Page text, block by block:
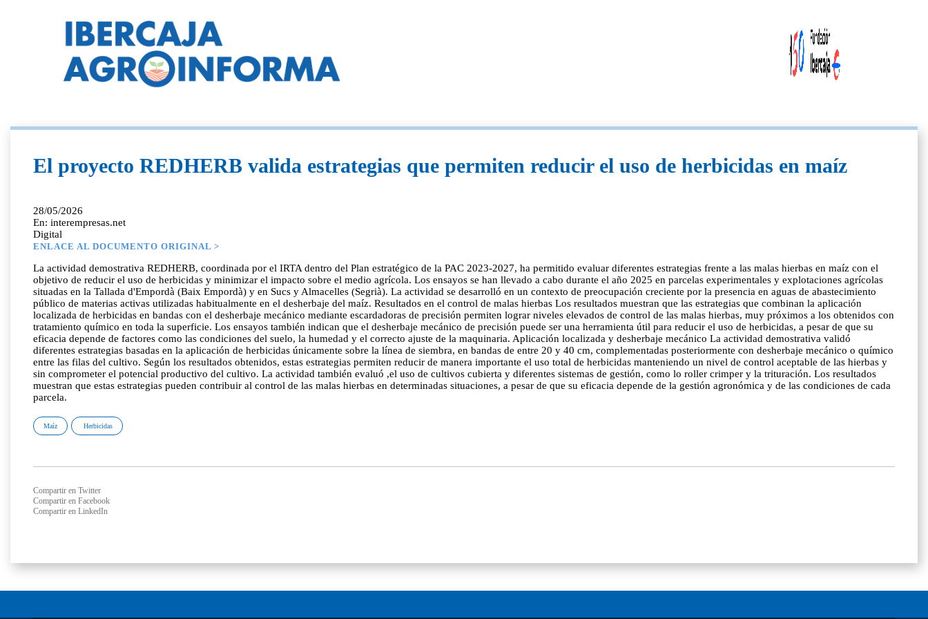
El proyecto REDHERB valida estrategias que permiten reducir el uso de herbicidas en maíz
28/05/2026
En: interempresas.net
Digital
ENLACE AL DOCUMENTO ORIGINAL >
La actividad demostrativa REDHERB, coordinada por el IRTA dentro del Plan estratégico de la PAC 2023-2027, ha permitido evaluar diferentes estrategias frente a las malas hierbas en maíz con el
objetivo de reducir el uso de herbicidas y minimizar el impacto sobre el medio agrícola. Los ensayos se han llevado a cabo durante el año 2025 en parcelas experimentales y explotaciones agrícolas
situadas en la Tallada d'Empordà (Baix Empordà) y en Sucs y Almacelles (Segrià). La actividad se desarrolló en un contexto de preocupación creciente por la presencia en aguas de abastecimiento
público de materias activas utilizadas habitualmente en el desherbaje del maíz. Resultados en el control de malas hierbas Los resultados muestran que las estrategias que combinan la aplicación
localizada de herbicidas en bandas con el desherbaje mecánico mediante escardadoras de precisión permiten lograr niveles elevados de control de las malas hierbas, muy próximos a los obtenidos con
tratamiento químico en toda la superficie. Los ensayos también indican que el desherbaje mecánico de precisión puede ser una herramienta útil para reducir el uso de herbicidas, a pesar de que su
eficacia depende de factores como las condiciones del suelo, la humedad y el correcto ajuste de la maquinaria. Aplicación localizada y desherbaje mecánico La actividad demostrativa validó
diferentes estrategias basadas en la aplicación de herbicidas únicamente sobre la línea de siembra, en bandas de entre 20 y 40 cm, complementadas posteriormente con desherbaje mecánico o químico
entre las filas del cultivo. Según los resultados obtenidos, estas estrategias permiten reducir de manera importante el uso total de herbicidas manteniendo un nivel de control aceptable de las hierbas y
sin comprometer el potencial productivo del cultivo. La actividad también evaluó ,el uso de cultivos cubierta y diferentes sistemas de gestión, como lo roller crimper y la trituración. Los resultados
muestran que estas estrategias pueden contribuir al control de las malas hierbas en determinadas situaciones, a pesar de que su eficacia depende de la gestión agronómica y de las condiciones de cada
parcela.
Maíz Herbicidas
Compartir en Twitter
Compartir en Facebook
Compartir en LinkedIn